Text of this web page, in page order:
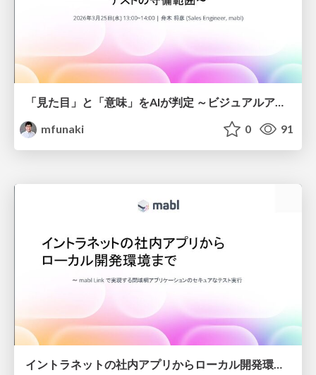
「見た目」と「意味」をAIが判定 ～ビジュアルアサーションで変わる テストの守備範囲～
mfunaki
0 91
イントラネットの社内アプリからローカル開発環境まで〜mabl Linkで実現する閉域網アプリケーションのセキュアなテスト実行